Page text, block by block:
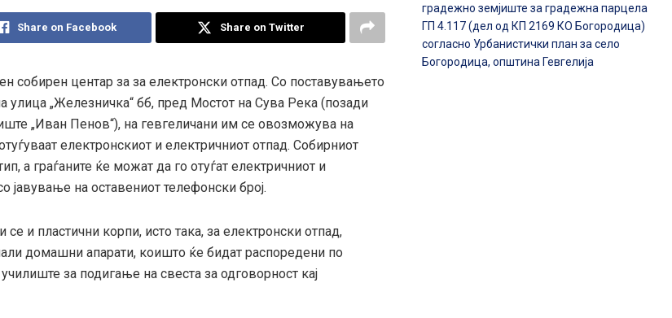
Share on Facebook Share on Twitter
собирен центар за за електронски отпад. Со поставувањето
улица „Железничка“ бб, пред Мостот на Сува Река (позади
„Иван Пенов“), на гевгеличани им се овозможува на
електронскиот и електричниот отпад. Собирниот
а граѓаните ќе можат да го отуѓат електричниот и
јавување на оставениот телефонски број.
се и пластични корпи, исто така, за електронски отпад,
домашни апарати, коишто ќе бидат распоредени по
за подигање на свеста за одговорност кај
градежно земјиште за градежна парцела
ГП 4.117 (дел од КП 2169 КО Богородица)
согласно Урбанистички план за село
Богородица, општина Гевгелија